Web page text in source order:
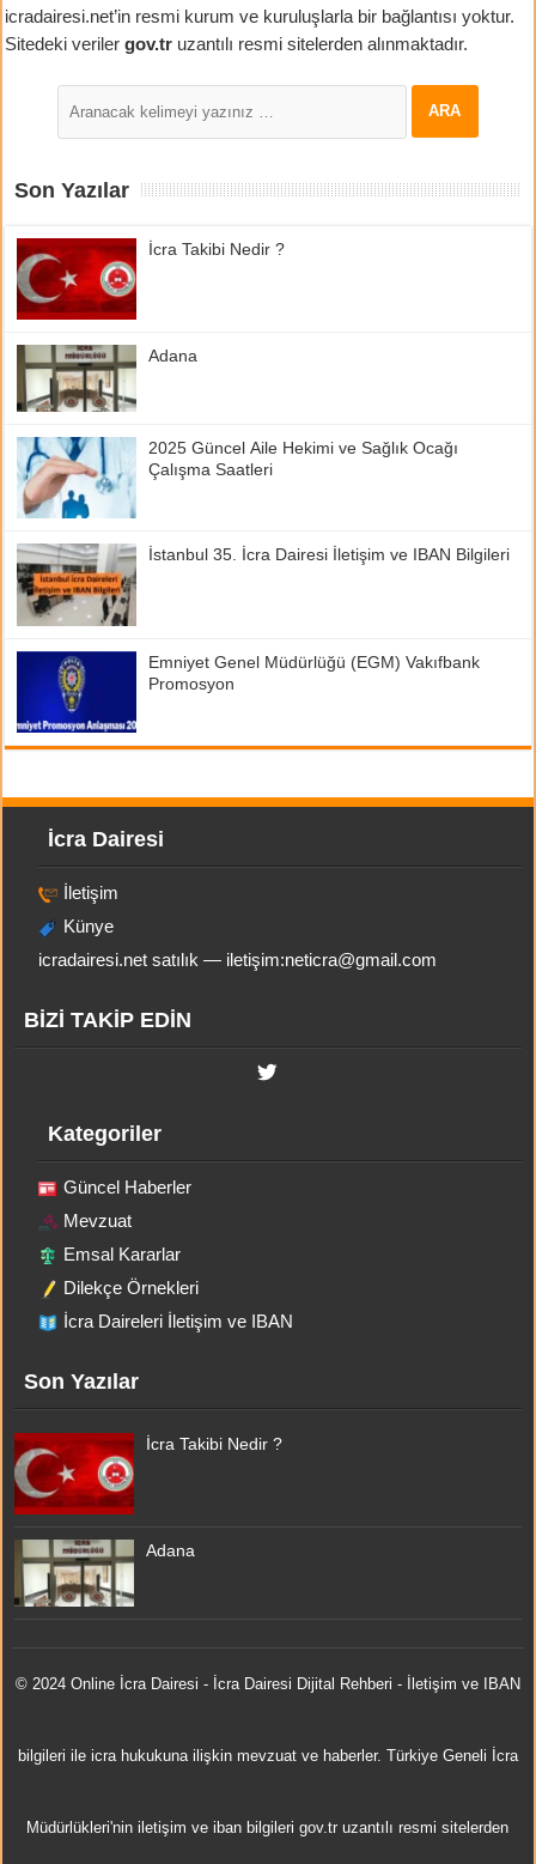
icradairesi.net’in resmi kurum ve kuruluşlarla bir bağlantısı yoktur.
Sitedeki verilergov.tr uzantılı resmi sitelerden alınmaktadır.
Son Yazılar
İcra Takibi Nedir ?
Adana
2025 Güncel Aile Hekimi ve Sağlık Ocağı
Çalışma Saatleri
İstanbul 35. İcra Dairesi İletişim ve IBAN Bilgileri
Emniyet Genel Müdürlüğü (EGM) Vakıfbank
Promosyon
İcra Dairesi
İletişim
Künye
icradairesi.net satılık — iletişim:neticra@gmail.com
BİZİ TAKİP EDİN
Kategoriler
Güncel Haberler
Mevzuat
Emsal Kararlar
Dilekçe Örnekleri
İcra Daireleri İletişim ve IBAN
Son Yazılar
İcra Takibi Nedir ?
Adana
© 2024 Online İcra Dairesi - İcra Dairesi Dijital Rehberi - İletişim ve IBAN
bilgileri ile icra hukukuna ilişkin mevzuat ve haberler. Türkiye Geneli İcra
Müdürlükleri'nin iletişim ve iban bilgileri gov.tr uzantılı resmi sitelerden